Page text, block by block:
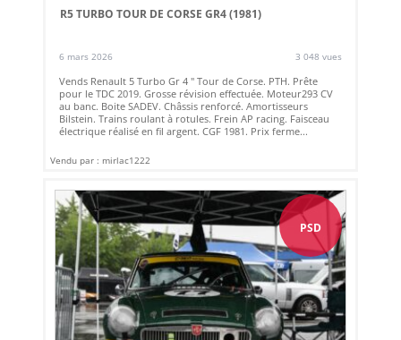
R5 TURBO TOUR DE CORSE GR4 (1981)
6 mars 2026 3 048 vues
Vends Renault 5 Turbo Gr 4 " Tour de Corse. PTH. Prête
pour le TDC 2019. Grosse révision effectuée. Moteur293 CV
au banc. Boite SADEV. Châssis renforcé. Amortisseurs
Bilstein. Trains roulant à rotules. Frein AP racing. Faisceau
électrique réalisé en fil argent. CGF 1981. Prix ferme...
Vendu par : mirlac1222
PSD